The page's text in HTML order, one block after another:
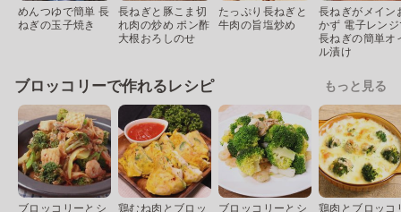
めんつゆで簡単 長
ねぎの玉子焼き
長ねぎと豚こま切
れ肉の炒め ポン酢
大根おろしのせ
たっぷり長ねぎと
牛肉の旨塩炒め
長ねぎがメイン
かず 電子レン
長ねぎの簡単オ
ル漬け
ブロッコリーで作れるレシピ もっと見る
ブロッコリーとシ 鶏むね肉とブロッ ブロッコリーとシ 鶏肉とブロッコ